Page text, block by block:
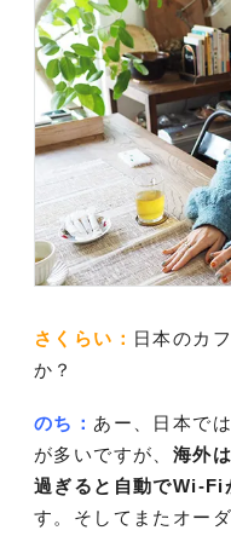
さくらい： 日本のカ
か？
のち： あー、日本で
が多いですが、 海外
過ぎると自動でWi-Fi
す。そしてまたオー